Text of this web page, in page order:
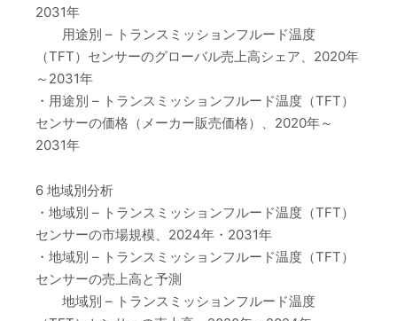
2031年
用途別 – トランスミッションフルード温度
（TFT）センサーのグローバル売上高シェア、2020年
～2031年
・用途別 – トランスミッションフルード温度（TFT）
センサーの価格（メーカー販売価格）、2020年～
2031年
6 地域別分析
・地域別 – トランスミッションフルード温度（TFT）
センサーの市場規模、2024年・2031年
・地域別 – トランスミッションフルード温度（TFT）
センサーの売上高と予測
地域別 – トランスミッションフルード温度